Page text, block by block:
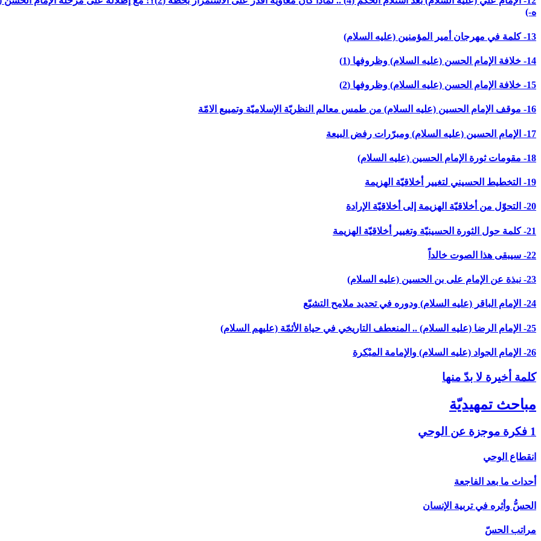
ه-)
13- كلمة في مهرجان أمير المؤمنين (عليه السلام)
14- خلافة الإمام الحسن (عليه السلام) وظروفها (1)
15- خلافة الإمام الحسن (عليه السلام) وظروفها (2)
16- موقف الإمام الحسين (عليه السلام) من طمس معالم النظريّة الإسلاميّة وتمييع الامّة
17- الإمام الحسين (عليه السلام) ومبرّرات رفض البيعة
18- مقومات ثورة الإمام الحسين (عليه السلام)
19- التخطيط الحسيني لتغيير أخلاقيّة الهزيمة
20- التحوّل من أخلاقيّة الهزيمة إلى أخلاقيّة الإرادة
21- كلمة حول الثورة الحسينيّة وتغيير أخلاقيّة الهزيمة
22- سيبقى هذا الصوت خالداً
23- نبذة عن الإمام على بن الحسين (عليه السلام)
24- الإمام الباقر (عليه السلام) ودوره في تحديد ملامح التشيّع
25- الإمام الرضا (عليه السلام) .. المنعطف التاريخي في حياة الأئمّة (عليهم السلام)
26- الإمام الجواد (عليه السلام) والإمامة المبْكرة
كلمة أخيرة لا بدّ منها
مباحث تمهيديّة
1 فكرة موجزة عن الوحي‏
انقطاع الوحي
أحداث ما بعد الفاجعة
الحسُّ وأثره في تربية الإنسان
مراتب الحسّ